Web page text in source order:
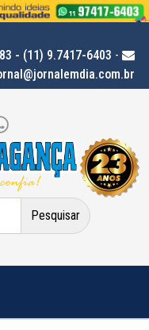
- (11) 9.7417-6403 -